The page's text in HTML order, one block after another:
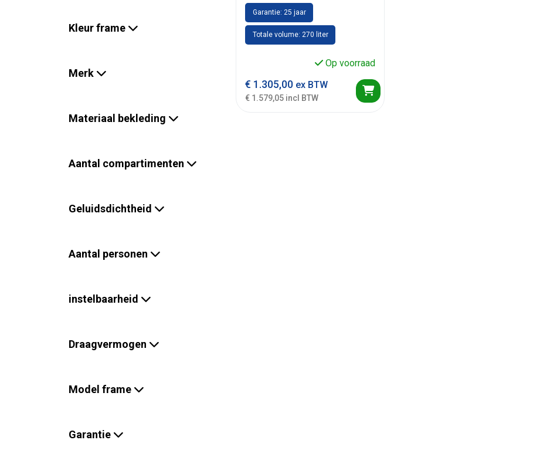
Kleur frame
Merk
Materiaal bekleding
Aantal compartimenten
Geluidsdichtheid
Aantal personen
instelbaarheid
Draagvermogen
Model frame
Garantie
Garantie: 25 jaar
Totale volume: 270 liter
Op voorraad
€ 1.305,00 ex BTW
€ 1.579,05 incl BTW